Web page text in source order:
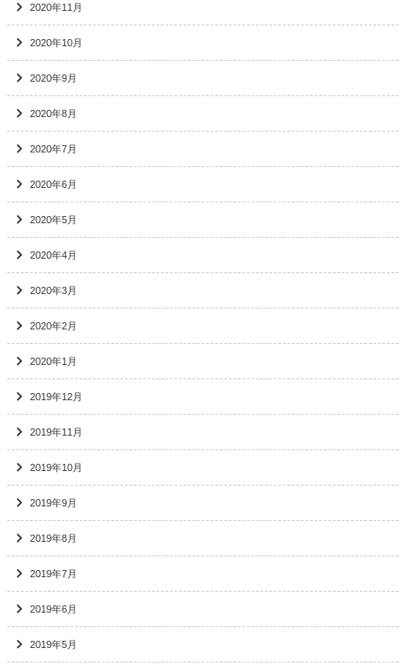
2020年11月
2020年10月
2020年9月
2020年8月
2020年7月
2020年6月
2020年5月
2020年4月
2020年3月
2020年2月
2020年1月
2019年12月
2019年11月
2019年10月
2019年9月
2019年8月
2019年7月
2019年6月
2019年5月